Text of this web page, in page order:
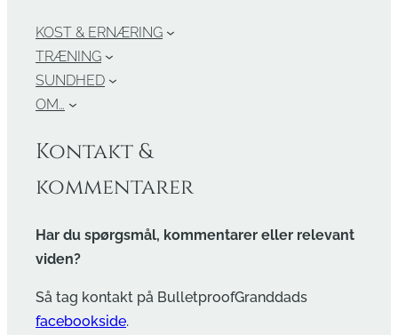
KOST & ERNÆRING
TRÆNING
SUNDHED
OM…
Kontakt &
kommentarer
Har du spørgsmål, kommentarer eller relevant
viden?
Så tag kontakt på BulletproofGranddads
facebookside.